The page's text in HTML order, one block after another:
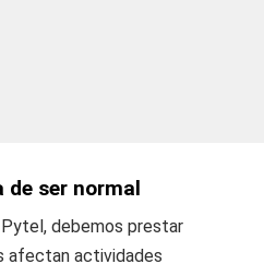
de ser normal
debemos prestar
afectan actividades